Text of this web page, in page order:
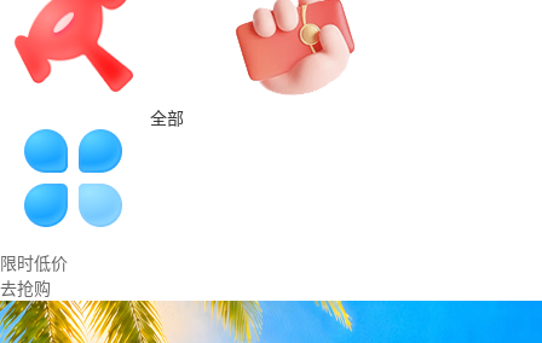
全部
限时低价
去抢购